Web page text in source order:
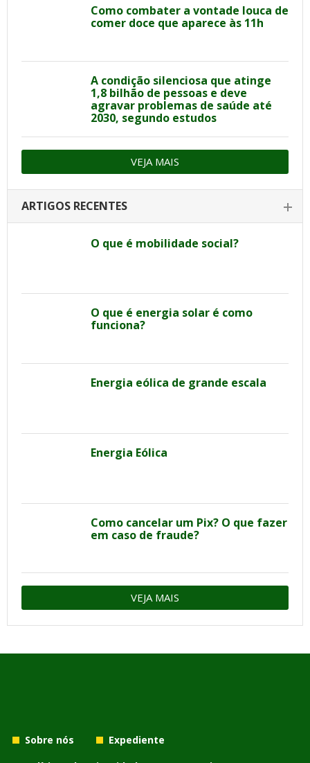
Como combater a vontade louca de
comer doce que aparece às 11h
A condição silenciosa que atinge
1,8 bilhão de pessoas e deve
agravar problemas de saúde até
2030, segundo estudos
VEJA MAIS
ARTIGOS RECENTES
O que é mobilidade social?
O que é energia solar é como
funciona?
Energia eólica de grande escala
Energia Eólica
Como cancelar um Pix? O que fazer
em caso de fraude?
VEJA MAIS
Sobre nós
Expediente